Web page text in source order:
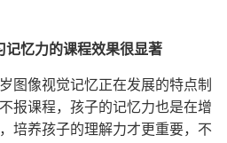
忆力的课程效果很显著
图像视觉记忆正在发展的特点制
报课程，孩子的记忆力也是在增
培养孩子的理解力才更重要，不